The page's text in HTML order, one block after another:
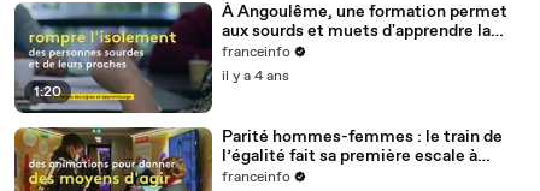
1:20
À Angoulême, une formation permet
aux sourds et muets d'apprendre la
langue des signes
franceinfo
il y a 4 ans
Parité hommes-femmes : le train de
l’égalité fait sa première escale à
Nantes
franceinfo